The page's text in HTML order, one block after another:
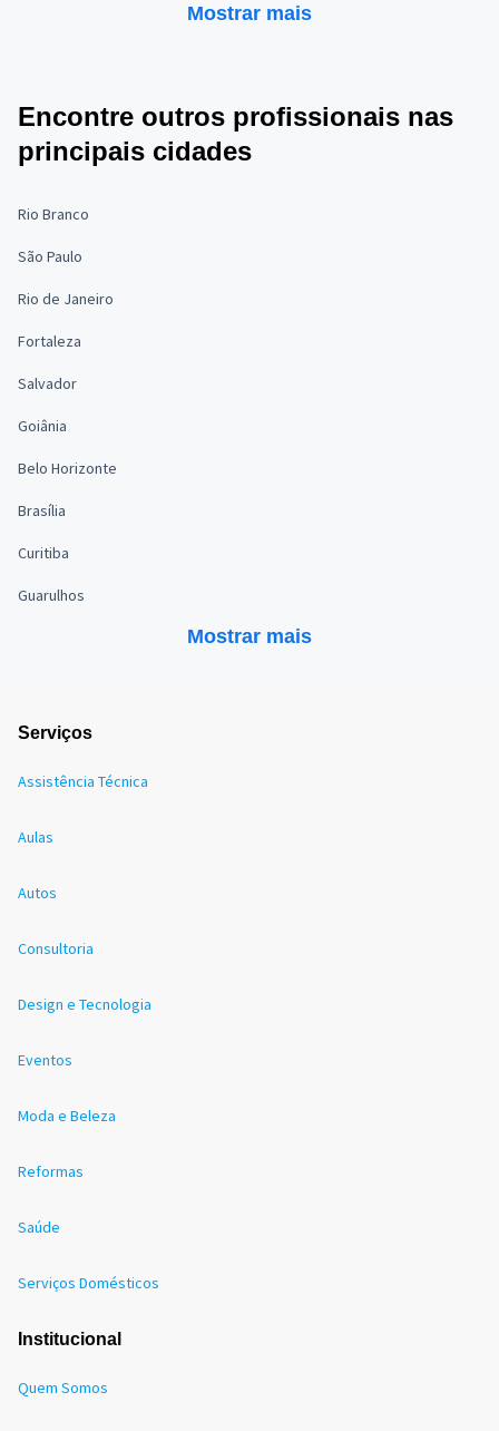
Mostrar mais
Encontre outros profissionais nas
principais cidades
Rio Branco
São Paulo
Rio de Janeiro
Fortaleza
Salvador
Goiânia
Belo Horizonte
Brasília
Curitiba
Guarulhos
Mostrar mais
Serviços
Assistência Técnica
Aulas
Autos
Consultoria
Design e Tecnologia
Eventos
Moda e Beleza
Reformas
Saúde
Serviços Domésticos
Institucional
Quem Somos